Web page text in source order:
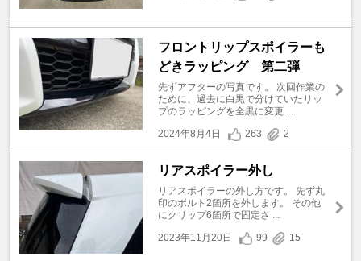
フロントリップスポイラーも
どきラッピング 第二弾
先ずアフターの写真です。 次回作業の
ために、過去に白黒で分けていたリッ
プのラッピングを全黒に変更 ...
2024年8月4日
263 2
リアスポイラー外し
リアスポイラーの外し方です。 先ず丸
印のボルト2箇所を外します。 その他
にクリップ6箇所で固定さ ...
2023年11月20日
99 15